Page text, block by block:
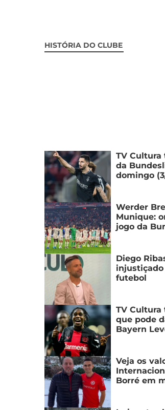
HISTÓRIA DO CLUBE
TV Cultura
da
domingo
Werder
Munique:
jogo da
Diego
futebol
TV
que pode
Bayern
Veja os
Borré em